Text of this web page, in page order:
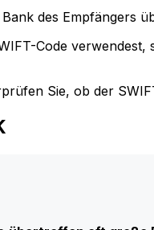
des Empfängers
Code
Sie, ob der